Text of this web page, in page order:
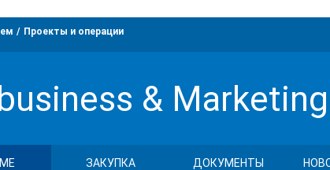
Проекты и операции
&
ЗАКУПКА ДОКУМЕНТЫ